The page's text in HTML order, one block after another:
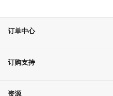
订单中心
大宗订制
订购支持
资源